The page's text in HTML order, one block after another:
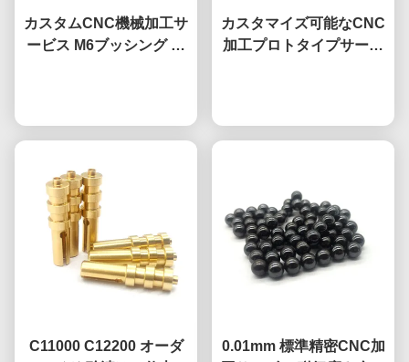
カスタムCNC機械加工サ
ービス M6ブッシング 自
カスタマイズ可能なCNC
加工プロトタイプサービ
C11000 C12200 オーダ
0.01mm 標準精密CNC加